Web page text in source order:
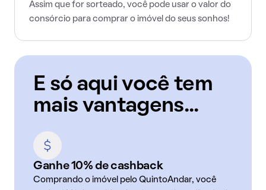
Assim que for sorteado, você pode usar o valor do
consórcio para comprar o imóvel do seus sonhos!
E só aqui você tem
mais vantagens...
Ganhe 10% de cashback
Comprando o imóvel pelo QuintoAndar, você